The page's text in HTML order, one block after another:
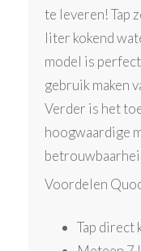
te leveren! Tap
liter kokend
model is
gebruik maken
Verder is het
hoogwaardige
Voordelen
Tap direct